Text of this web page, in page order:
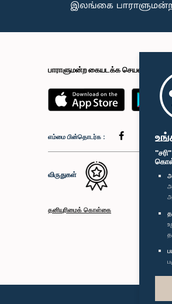
பாராளுமன்ற கையடக்க செயலி
எம்மை பின்தொடர்க :
விருதுகள்
தனியுரிமைக் கொள்கை